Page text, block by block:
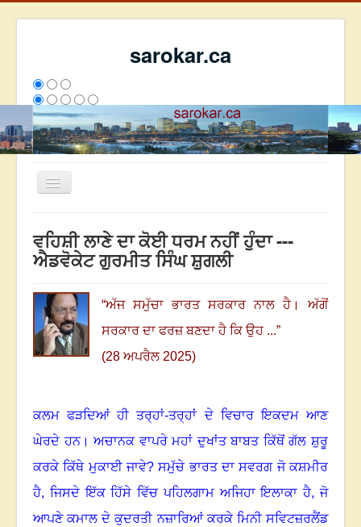
sarokar.ca
Toggle
ਰਚਨਾਵਾਂ
ਸੰਪਰਕ
We have 257 guests and no members online
2794827
ਇਸ ਹਫਤੇ22261
ਵਹਿਸ਼ੀ ਲਾਣੇ ਦਾ ਕੋਈ ਧਰਮ ਨਹੀਂ ਹੁੰਦਾ ---
ਐਡਵੋਕੇਟ ਗੁਰਮੀਤ ਸਿੰਘ ਸ਼ੁਗਲੀ
“ਅੱਜ ਸਮੁੱਚਾ ਭਾਰਤ ਸਰਕਾਰ ਨਾਲ ਹੈ । ਅੱਗੋਂ
ਸਰਕਾਰ ਦਾ ਫਰਜ਼ ਬਣਦਾ ਹੈ ਕਿ ਉਹ ...”
(28 ਅਪਰੈਲ 2025)
ਕਲਮ ਫੜਦਿਆਂ ਹੀ ਤਰ੍ਹਾਂ-ਤਰ੍ਹਾਂ ਦੇ ਵਿਚਾਰ ਇਕਦਮ ਆਣ
ਘੇਰਦੇ ਹਨ।ਅਚਾਨਕ ਵਾਪਰੇ ਮਹਾਂ ਦੁਖਾਂਤ ਬਾਬਤ ਕਿੱਥੋਂ ਗੱਲ ਸ਼ੁਰੂ
ਕਰਕੇ ਕਿੱਥੇ ਮੁਕਾਈ ਜਾਵੇ?ਸਮੁੱਚੇ ਭਾਰਤ ਦਾ ਸਵਰਗ ਜੋ ਕਸ਼ਮੀਰ
ਹੈ, ਜਿਸਦੇ ਇੱਕ ਹਿੱਸੇ ਵਿੱਚ ਪਹਿਲਗਾਮ ਅਜਿਹਾ ਇਲਾਕਾ ਹੈ,ਜੋ
ਆਪਣੇ ਕਮਾਲ ਦੇ ਕੁਦਰਤੀ ਨਜ਼ਾਰਿਆਂ ਕਰਕੇ ਮਿਨੀ ਸਵਿਟਜ਼ਰਲੈਂਡ